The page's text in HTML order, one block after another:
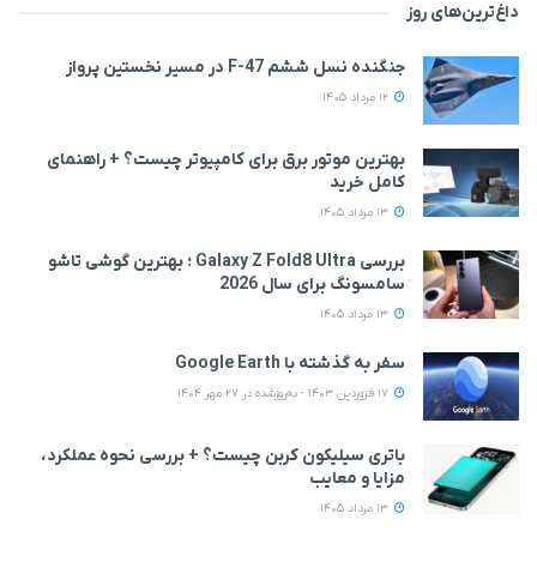
داغ‌ترین‌های روز
جنگنده نسل ششم F-47 در مسیر نخستین پرواز
بهترین موتور برق برای کامپیوتر چیست؟ + راهنمای
کامل خرید
بررسی Galaxy Z Fold8 Ultra ؛ بهترین گوشی تاشو
سامسونگ برای سال 2026
سفر به گذشته با Google Earth
باتری سیلیکون کربن چیست؟ + بررسی نحوه عملکرد،
مزایا و معایب